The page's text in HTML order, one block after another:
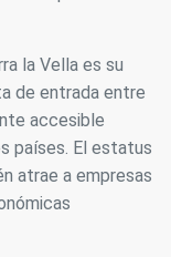
la Vella es su
de entrada entre
accesible
países. El estatus
atrae a empresas
información
del usuario
los hábitos
usuario.